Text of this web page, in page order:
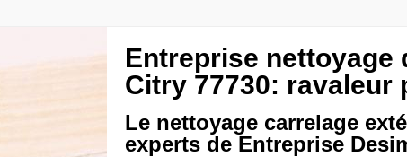
Entreprise nettoyage
Citry 77730: ravaleur
Le nettoyage carrelage
experts de Entreprise